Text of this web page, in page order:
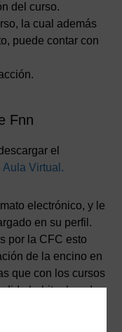
del curso.
la cual además
puede contar con
Fnn
el
Aula Virtual.
electrónico, y le
en su perfil.
por la CFC esto
de la encino en
que con los cursos
habitual es de